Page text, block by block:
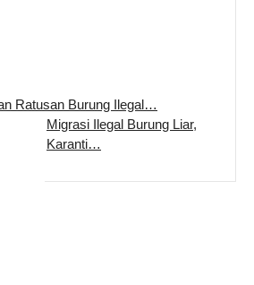
Ratusan Burung Ilegal…
Migrasi Ilegal Burung Liar,
Karanti…